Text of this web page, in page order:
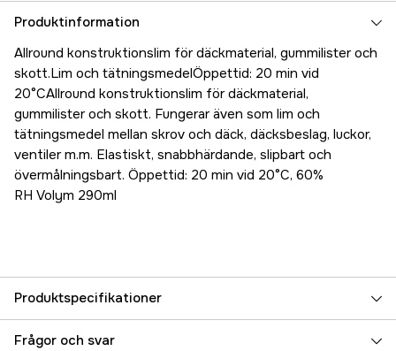
Produktinformation
Allround konstruktionslim för däckmaterial, gummilister och
skott.Lim och tätningsmedelÖppettid: 20 min vid
20°CAllround konstruktionslim för däckmaterial,
gummilister och skott. Fungerar även som lim och
tätningsmedel mellan skrov och däck, däcksbeslag, luckor,
ventiler m.m. Elastiskt, snabbhärdande, slipbart och
övermålningsbart. Öppettid: 20 min vid 20°C, 60%
RH Volym 290ml
Produktspecifikationer
Referensnummer 5000023635
Frågor och svar